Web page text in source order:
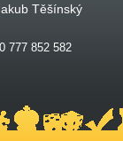
Těšínský
777 852 582